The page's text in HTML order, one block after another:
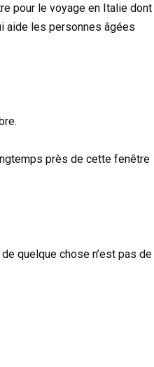
pour le voyage en Italie dont
aide les personnes âgées
près de cette fenêtre
quelque chose n’est pas de